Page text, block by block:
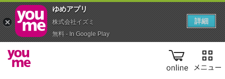
online
ゆめアプ‪リ‬
株式会社イズミ
無料 - In Google Play
詳細